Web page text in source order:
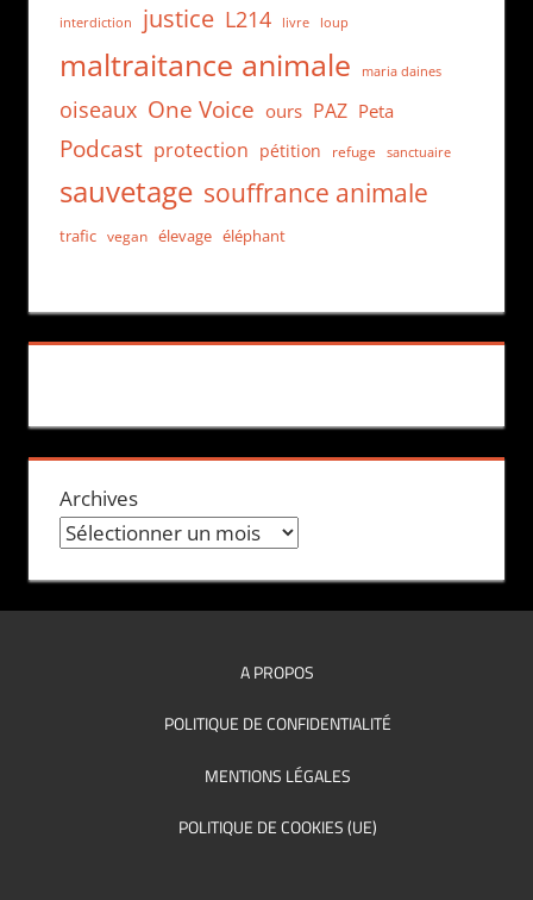
interdiction justice L214 livre loup
maltraitance animale maria daines
oiseaux One Voice ours PAZ Peta
Podcast protection pétition refuge sanctuaire
sauvetage souffrance animale
trafic vegan élevage éléphant
Archives
A PROPOS
POLITIQUE DE CONFIDENTIALITÉ
MENTIONS LÉGALES
POLITIQUE DE COOKIES (UE)